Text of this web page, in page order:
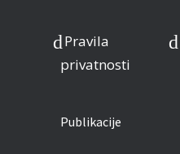
Pravila
privatnosti
Publikacije